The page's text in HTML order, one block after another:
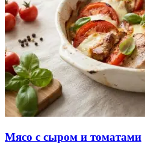
Мясо с сыром и томатами